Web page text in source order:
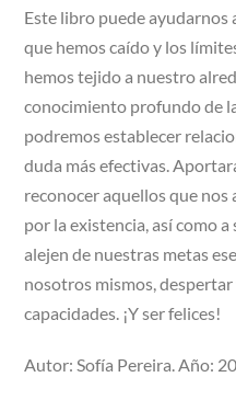
Este libro puede ayudarnos
que hemos caído y los
hemos tejido a nuestro
conocimiento profundo de
podremos establecer
duda más efectivas.
reconocer aquellos que
por la existencia, así como
alejen de nuestras metas
nosotros mismos,
capacidades. ¡Y ser felices!
Autor: Sofía Pereira. Año: